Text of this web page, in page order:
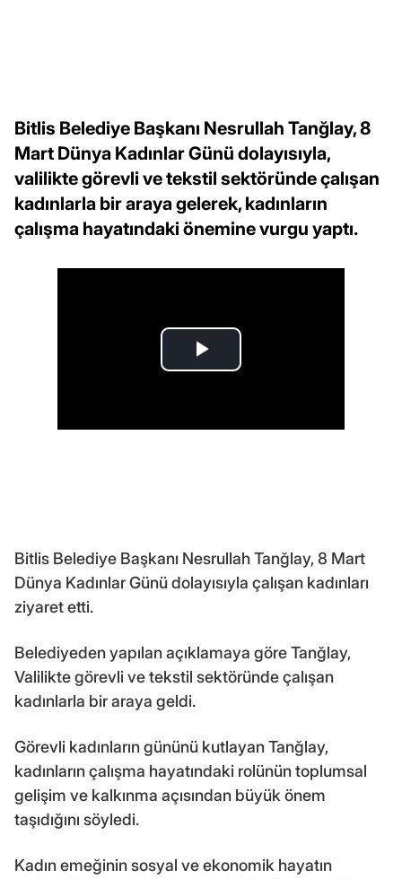
Bitlis Belediye Başkanı Nesrullah Tanğlay, 8
Mart Dünya Kadınlar Günü dolayısıyla,
valilikte görevli ve tekstil sektöründe çalışan
kadınlarla bir araya gelerek, kadınların
çalışma hayatındaki önemine vurgu yaptı.
Bitlis Belediye Başkanı Nesrullah Tanğlay, 8 Mart
Dünya Kadınlar Günü dolayısıyla çalışan kadınları
ziyaret etti.
Belediyeden yapılan açıklamaya göre Tanğlay,
Valilikte görevli ve tekstil sektöründe çalışan
kadınlarla bir araya geldi.
Görevli kadınların gününü kutlayan Tanğlay,
kadınların çalışma hayatındaki rolünün toplumsal
gelişim ve kalkınma açısından büyük önem
taşıdığını söyledi.
Kadın emeğinin sosyal ve ekonomik hayatın